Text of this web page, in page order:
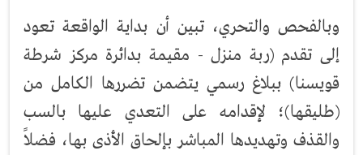
وبالفحص والتحري، تبين أن بداية الواقعة تعود
إلى تقدم (ربة منزل - مقيمة بدائرة مركز شرطة
قويسنا) ببلاغ رسمي يتضمن تضررها الكامل من
(طليقها)؛ لإقدامه على التعدي عليها بالسب
والقذف وتهديدها المباشر بإلحاق الأذى بها، فضلاً